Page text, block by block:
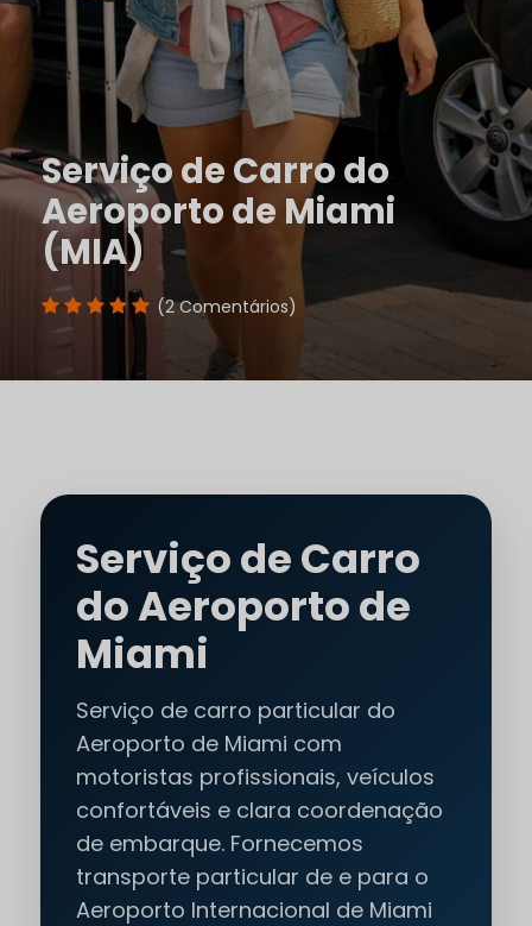
Serviço de Carro do
Aeroporto de Miami
(MIA)
(2 Comentários)
Serviço de Carro
do Aeroporto de
Miami
Serviço de carro particular do
Aeroporto de Miami com
motoristas profissionais, veículos
confortáveis e clara coordenação
de embarque. Fornecemos
transporte particular de e para o
Aeroporto Internacional de Miami